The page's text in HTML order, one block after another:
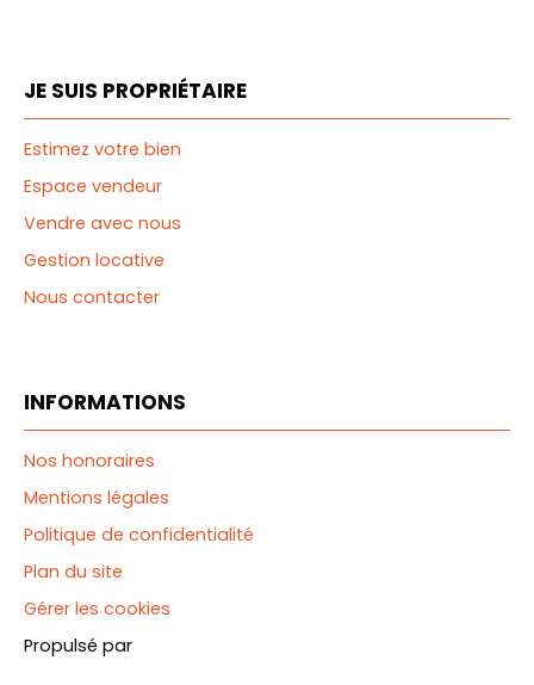
JE SUIS PROPRIÉTAIRE
Estimez votre bien
Espace vendeur
Vendre avec nous
Gestion locative
Nous contacter
INFORMATIONS
Nos honoraires
Mentions légales
Politique de confidentialité
Plan du site
Gérer les cookies
Propulsé par